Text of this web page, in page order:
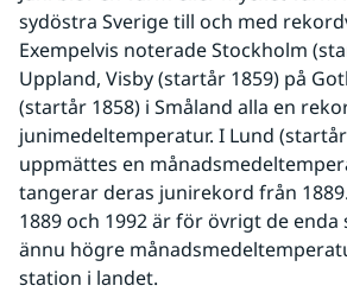
sydöstra Sverige till och med
Exempelvis noterade Stockholm
Uppland, Visby (startår 1859) på
(startår 1858) i Småland alla en
junimedeltemperatur. I Lund
uppmättes en
tangerar deras junirekord från
1889 och 1992 är för övrigt de enda
ännu högre
station i landet.